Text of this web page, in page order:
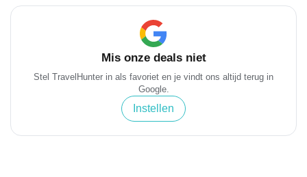
Mis onze deals niet
Stel TravelHunter in als favoriet en je vindt ons altijd terug in
Google.
Instellen